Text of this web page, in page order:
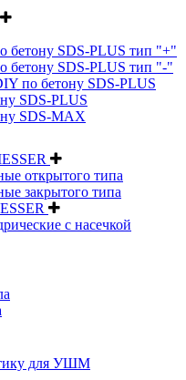
бетону SDS-PLUS тип "+"
бетону SDS-PLUS тип "-"
по бетону SDS-PLUS
SDS-PLUS
SDS-MAX
открытого типа
закрытого типа
с насечкой
для УШМ